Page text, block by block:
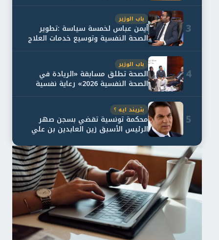
3
باب الوزير
أيمن عباس لخمسة سياسة :تطوير
الصحة النفسية وتوسيع خدمات العلاج
4
باب الوزير
الصحة تطلق مسابقة «الريادة في
الصحة النفسية 2026» رعاية نفسية
5
بتريند ايه ؟
محكمة تونسية تقضي بسجن صهر
الرئيس الأسبق زين العابدين بن علي